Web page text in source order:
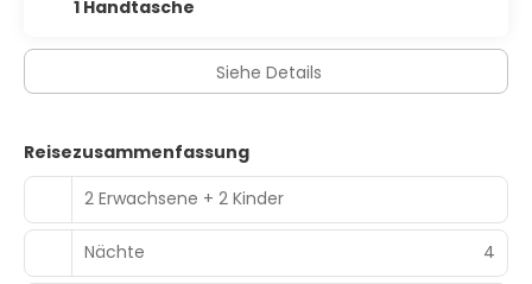
Entlang der Küste sind wunderschöne Sandstrände
werden.
1 Handtasche
Siehe Details
Reisezusammenfassung
2 Erwachsene + 2 Kinder
Nächte 4